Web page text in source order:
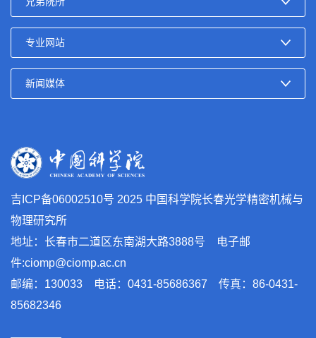
吉ICP备06002510号 2025 中国科学院长春光学精密机械与
物理研究所
地址：长春市二道区东南湖大路3888号 电子邮
件:ciomp@ciomp.ac.cn
邮编：130033 电话：0431-85686367 传真：86-0431-
85682346